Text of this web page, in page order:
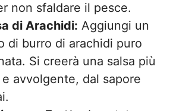
non sfaldare il pesce.
di Arachidi: Aggiungi un
di burro di arachidi puro
Si creerà una salsa più
avvolgente, dal sapore